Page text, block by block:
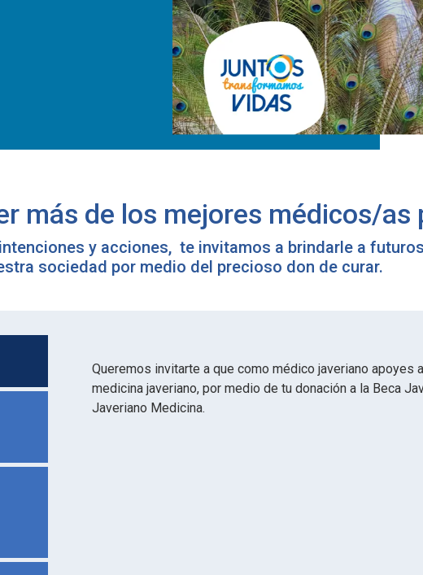
más de los mejores médicos/as
y acciones, te invitamos a brindarle a
sociedad por medio del precioso don de curar.
Queremos invitarte a que como médico javeriano apoyes
medicina javeriano, por medio de tu donación a la Beca
Javeriano Medicina.